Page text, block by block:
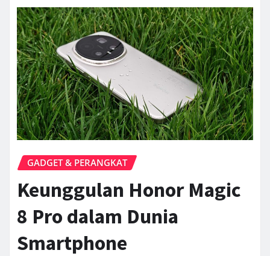
GADGET & PERANGKAT
Keunggulan Honor Magic
8 Pro dalam Dunia
Smartphone